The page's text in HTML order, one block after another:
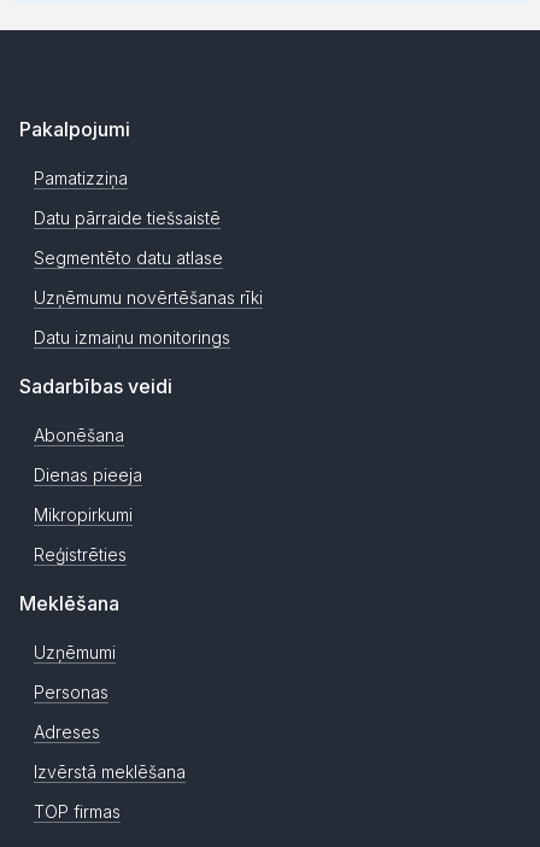
Pakalpojumi
Pamatizziņa
Datu pārraide tiešsaistē
Segmentēto datu atlase
Uzņēmumu novērtēšanas rīki
Datu izmaiņu monitorings
Sadarbības veidi
Abonēšana
Dienas pieeja
Mikropirkumi
Reģistrēties
Meklēšana
Uzņēmumi
Personas
Adreses
Izvērstā meklēšana
TOP firmas